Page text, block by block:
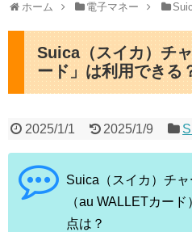
ホーム 電子マネー
Suica（スイカ）チ
ード」は利用できる
2025/1/1 2025/1/9
Suica（スイカ）チ
（au WALLETカー
点は？